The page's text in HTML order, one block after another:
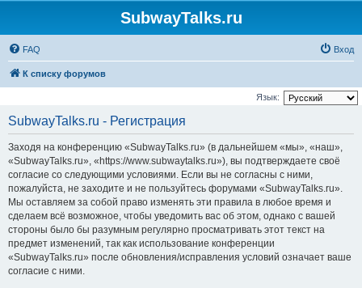
SubwayTalks.ru
FAQ Вход
К списку форумов
Язык:
SubwayTalks.ru - Регистрация
Заходя на конференцию «SubwayTalks.ru» (в дальнейшем «мы», «наш»,
«SubwayTalks.ru», «https://www.subwaytalks.ru»), вы подтверждаете своё
согласие со следующими условиями. Если вы не согласны с ними,
пожалуйста, не заходите и не пользуйтесь форумами «SubwayTalks.ru».
Мы оставляем за собой право изменять эти правила в любое время и
сделаем всё возможное, чтобы уведомить вас об этом, однако с вашей
стороны было бы разумным регулярно просматривать этот текст на
предмет изменений, так как использование конференции
«SubwayTalks.ru» после обновления/исправления условий означает ваше
согласие с ними.